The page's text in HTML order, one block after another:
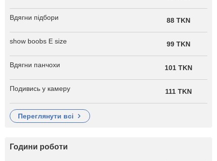
Вдягни підбори 88 TKN
show boobs E size 99 TKN
Вдягни панчохи 101 TKN
Подивись у камеру 111 TKN
переглянути всі
Години роботи